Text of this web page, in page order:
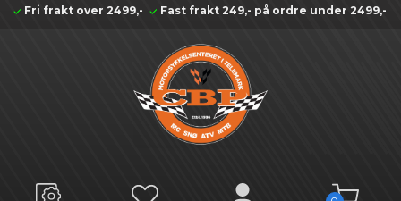
Fri frakt over 2499,- Fast frakt 249,- på ordre under 2499,-